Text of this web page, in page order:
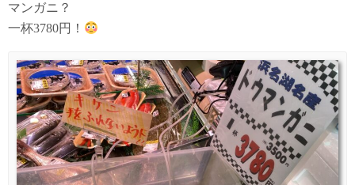
マンガニ？
一杯3780円！